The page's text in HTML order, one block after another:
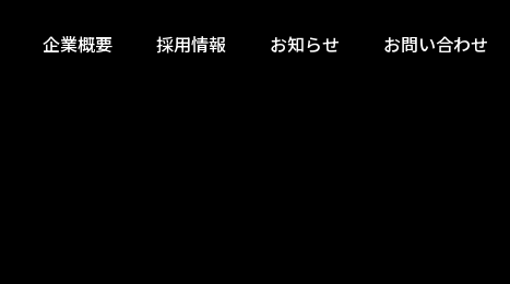
企業概要 採用情報 お知らせ お問い合わせ